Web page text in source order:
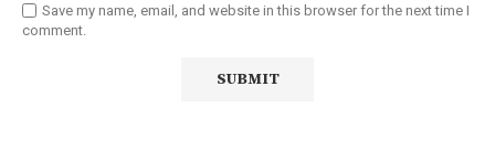
Save my name, email, and website in this browser for the next time I
comment.